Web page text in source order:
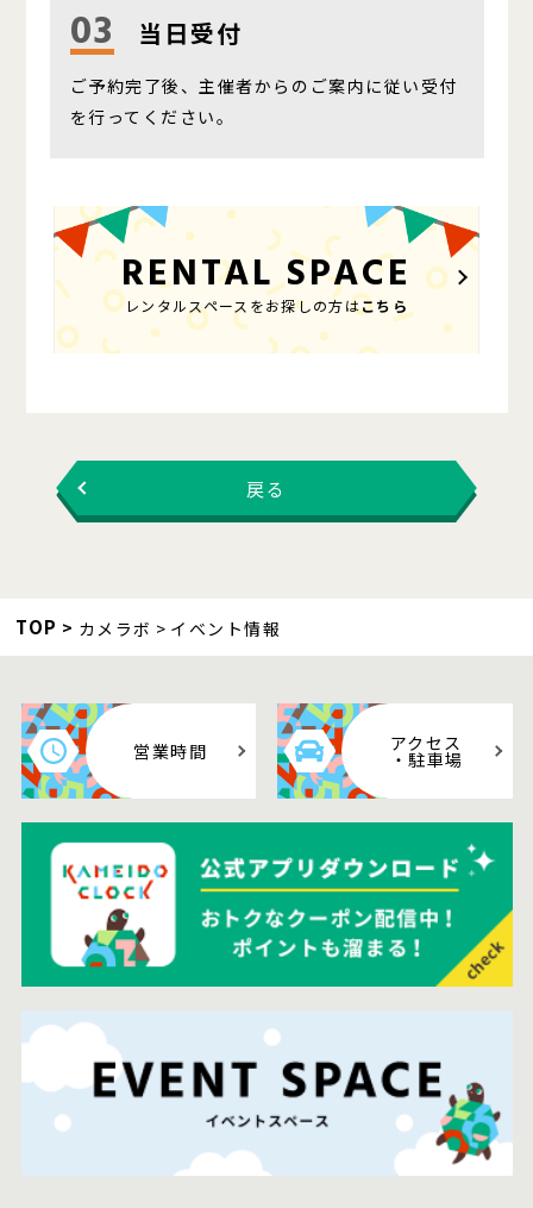
03 当日受付
ご予約完了後、主催者からのご案内に従い受付
を行ってください。
RENTAL SPACE
レンタルスペースをお探しの方はこちら
戻る
TOP カメラボ イベント情報
営業時間 アクセス
・駐車場